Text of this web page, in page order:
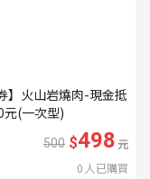
】火山岩燒肉-現金抵
元(一次型)
500 $498元
0 人已購買